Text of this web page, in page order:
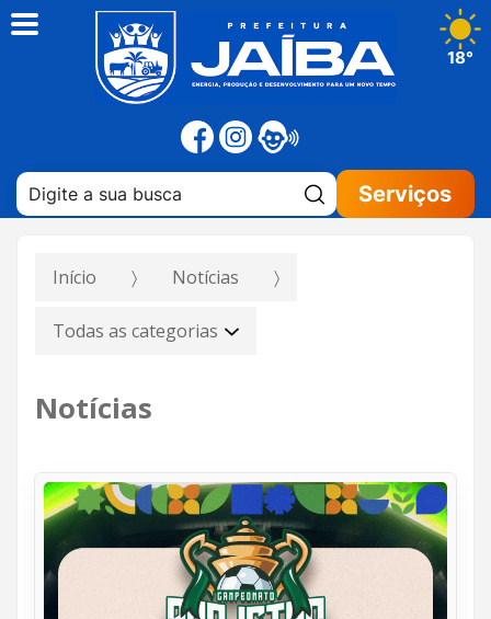
Pesquisar:
Serviços
18°
Início Notícias
Todas as categorias
Notícias